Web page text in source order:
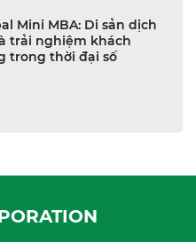
Mini MBA: Di sản dịch
trải nghiệm khách
trong thời đại số